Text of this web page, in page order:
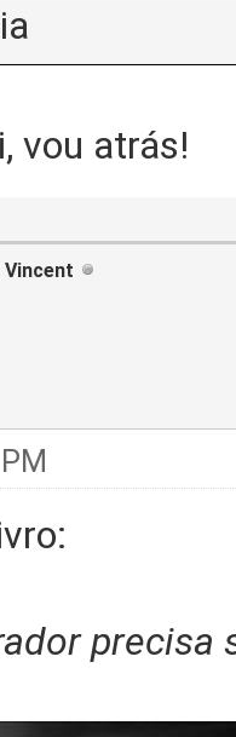
vou atrás!
Vincent
precisa